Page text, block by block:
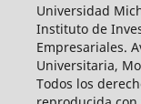
Universidad
Instituto de
Empresariales.
Universitaria,
Todos los